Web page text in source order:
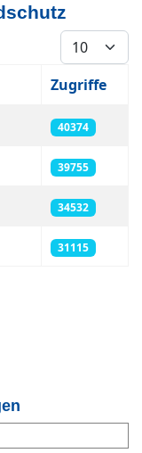
Anzeige #
Zugriffe
40374
39755
34532
31115